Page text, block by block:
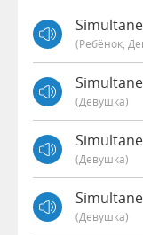
(Ребёнок,
(девушка)
(девушка)
(девушка)